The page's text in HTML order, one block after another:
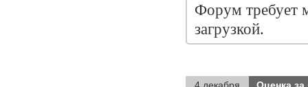
Форум требует
загрузкой.